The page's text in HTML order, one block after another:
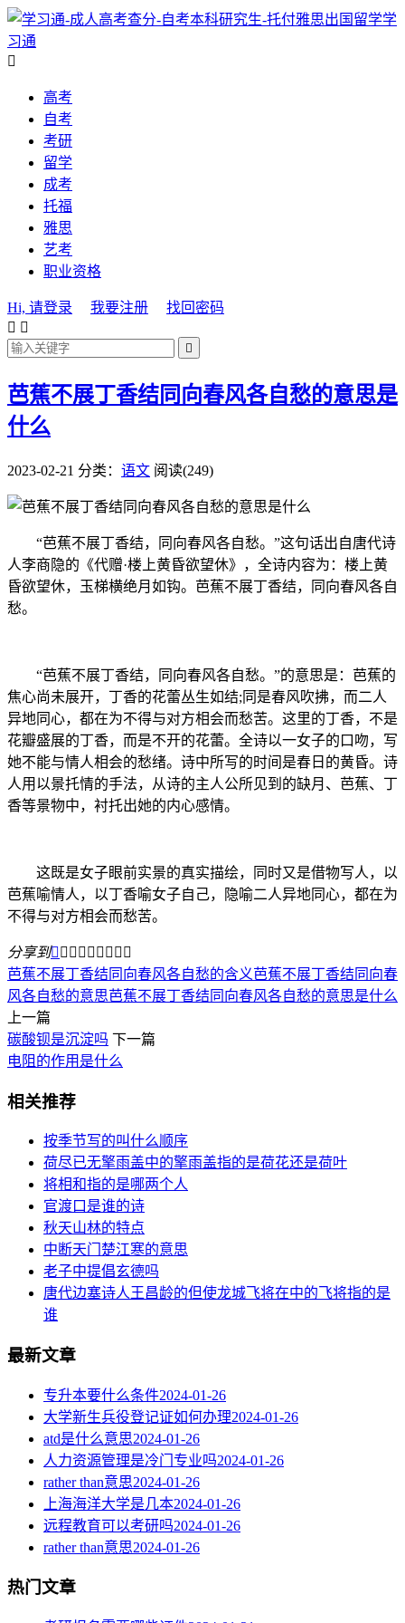
学
习通

高考
自考
考研
留学
成考
托福
雅思
艺考
职业资格
Hi, 请登录 我要注册
找回密码
 

芭蕉不展丁香结同向春风各自愁的意思是
什么
2023-02-21 分类： 语文 阅读(249)
“芭蕉不展丁香结，同向春风各自愁。”这句话出自唐代诗
人李商隐的《代赠·楼上黄昏欲望休》，全诗内容为：楼上黄
昏欲望休，玉梯横绝月如钩。芭蕉不展丁香结，同向春风各自
愁。
“芭蕉不展丁香结，同向春风各自愁。”的意思是：芭蕉的
焦心尚未展开，丁香的花蕾丛生如结;同是春风吹拂，而二人
异地同心，都在为不得与对方相会而愁苦。这里的丁香，不是
花瓣盛展的丁香，而是不开的花蕾。全诗以一女子的口吻，写
她不能与情人相会的愁绪。诗中所写的时间是春日的黄昏。诗
人用以景托情的手法，从诗的主人公所见到的缺月、芭蕉、丁
香等景物中，衬托出她的内心感情。
这既是女子眼前实景的真实描绘，同时又是借物写人，以
芭蕉喻情人，以丁香喻女子自己，隐喻二人异地同心，都在为
不得与对方相会而愁苦。
分享到        
芭蕉不展丁香结同向春风各自愁的含义芭蕉不展丁香结同向春
风各自愁的意思芭蕉不展丁香结同向春风各自愁的意思是什么
上一篇
碳酸钡是沉淀吗 下一篇
电阻的作用是什么
相关推荐
按季节写的叫什么顺序
荷尽已无擎雨盖中的擎雨盖指的是荷花还是荷叶
将相和指的是哪两个人
官渡口是谁的诗
秋天山林的特点
中断天门楚江寒的意思
老子中提倡玄德吗
唐代边塞诗人王昌龄的但使龙城飞将在中的飞将指的是
谁
最新文章
专升本要什么条件2024-01-26
大学新生兵役登记证如何办理2024-01-26
atd是什么意思2024-01-26
人力资源管理是冷门专业吗2024-01-26
rather than意思2024-01-26
上海海洋大学是几本2024-01-26
远程教育可以考研吗2024-01-26
rather than意思2024-01-26
热门文章